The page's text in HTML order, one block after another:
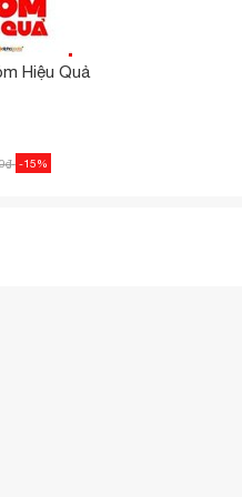
Hiệu Quả
₫ -15%